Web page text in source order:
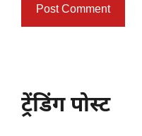
ट्रेंडिंग पोस्ट